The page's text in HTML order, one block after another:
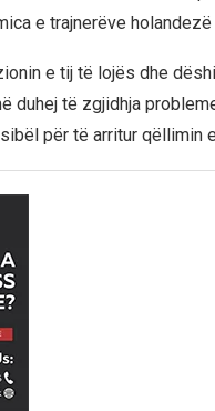
e trajnerëve
e tij të lojës dhe
duhej të zgjidhja
për të arritur qëllimin